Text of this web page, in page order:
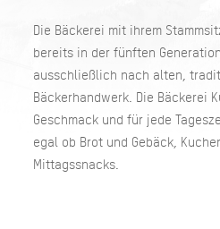
Die Bäckerei mit ihrem
bereits in der fünften
ausschließlich nach alten,
Bäckerhandwerk. Die Bäckerei
Geschmack und für jede
egal ob Brot und Gebäck,
Mittagssnacks.